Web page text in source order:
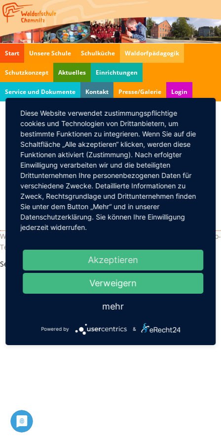
Start Unsere Schule Schulküche Waldorfpädagogik
Schutzkonzept Aktuelles Einrichtungen
Service und Dokumente Kontakt Presse/Galerie Login
Informationsnachmittag
07.11.2011, 18:00
Informationsmöglichkeit für alle interessierten
Eltern zur Waldorfpädagogik und Schulaufnahme.
Zurück
Waldorfschule Chemnitz - Sandstraße 102 - 09114 Chemnitz - Info-
Telefon: 0371 33 40 760 •
Seite drucken
Diese Website verwendet zustimmungspflichtige
cookies und Technologien von Drittanbietern, um
bestimmte Funktionen zu integrieren. Wenn Sie auf die
Schaltfläche „Alle akzeptieren“ klicken, werden diese
Funktionen aktiviert (Zustimmung). Nach erfolgter
Einwilligung verarbeiten wir und die beteiligten
Drittunternehmen Ihre personenbezogenen Daten für
verschiedene Zwecke. Detaillierte Informationen zu
Zweck, Rechtsgrundlage und Drittunternehmen finden
Sie unter dem Button „Mehr“ und in unserer
Datenschutzerklärung. Sie können Ihre Einwilligung
jederzeit widerrufen.
Akzeptieren
Verweigern
mehr
Powered by &